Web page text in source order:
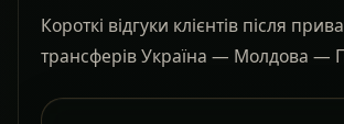
Короткі відгуки клієнтів після
трансферів Україна — Молдова —